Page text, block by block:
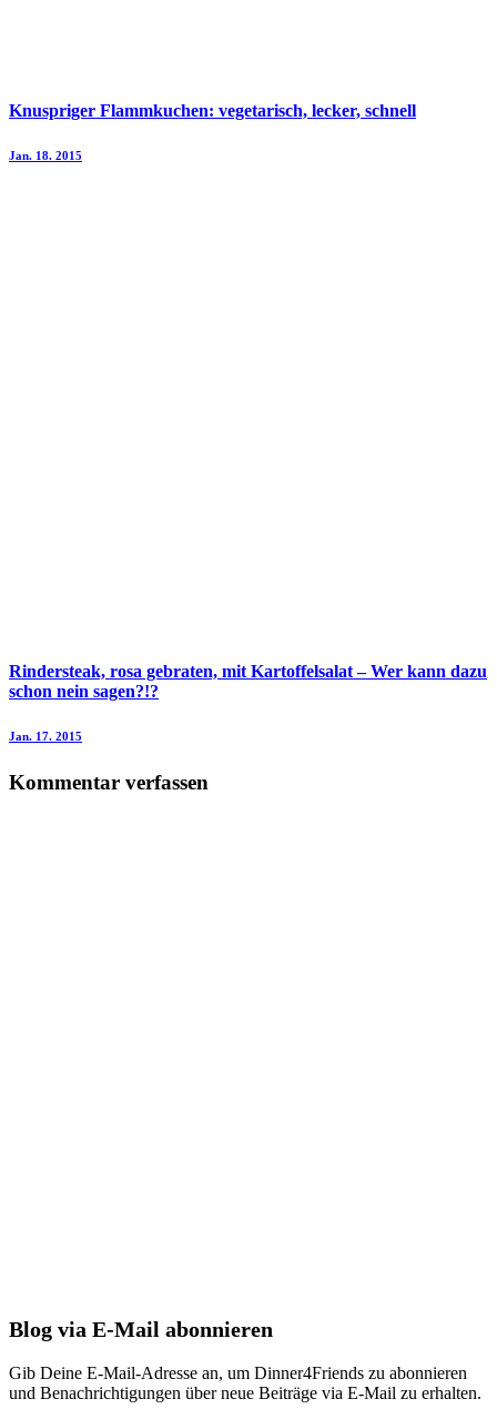
Knuspriger Flammkuchen: vegetarisch, lecker, schnell
Jan. 18. 2015
Rindersteak, rosa gebraten, mit Kartoffelsalat – Wer kann dazu
schon nein sagen?!?
Jan. 17. 2015
Kommentar verfassen
Blog via E-Mail abonnieren
Gib Deine E-Mail-Adresse an, um Dinner4Friends zu abonnieren
und Benachrichtigungen über neue Beiträge via E-Mail zu erhalten.